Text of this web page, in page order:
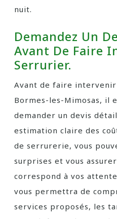
nuit.
Demandez Un
Avant De Faire
Serrurier.
Avant de faire
Bormes-les-Mimosas, il
demander un devis
estimation claire des
de serrurerie, vous
surprises et vous
correspond à vos
vous permettra de
services proposés, les